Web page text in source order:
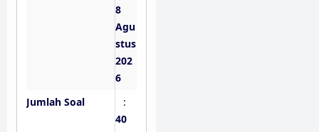
8
Agu
stus
202
6
Jumlah Soal
:
40